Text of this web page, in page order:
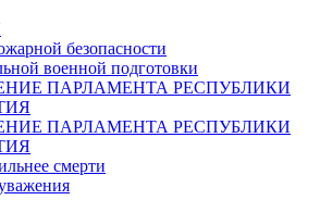
безопасности
военной подготовки
ПАРЛАМЕНТА РЕСПУБЛИКИ
ПАРЛАМЕНТА РЕСПУБЛИКИ
смерти